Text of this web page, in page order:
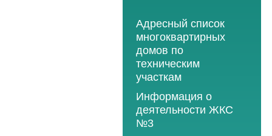
Адресный список
многоквартирных
домов по
техническим
участкам
Информация о
деятельности ЖКС
№3